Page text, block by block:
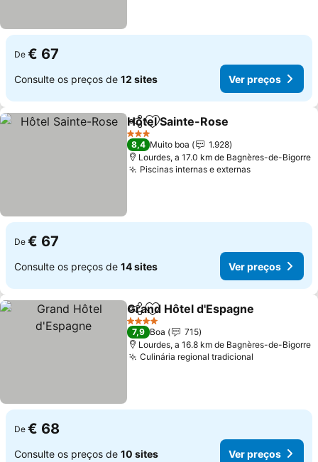
De € 67
Consulte os preços de 12 sites Ver preços
PartilharAdicionar aos favoritos
Hôtel Sainte-Rose
3 Estrelas
8,4 Muito boa
1.928
Lourdes, a 17.0 km de Bagnères-de-Bigorre
Piscinas internas e externasVer preços
De € 67
Consulte os preços de 14 sites Ver preços
PartilharAdicionar aos favoritos
Grand Hôtel d'Espagne
4 Estrelas
7,9 Boa
715
Lourdes, a 16.8 km de Bagnères-de-Bigorre
Culinária regional tradicional
De € 68
Consulte os preços de 10 sites Ver preços